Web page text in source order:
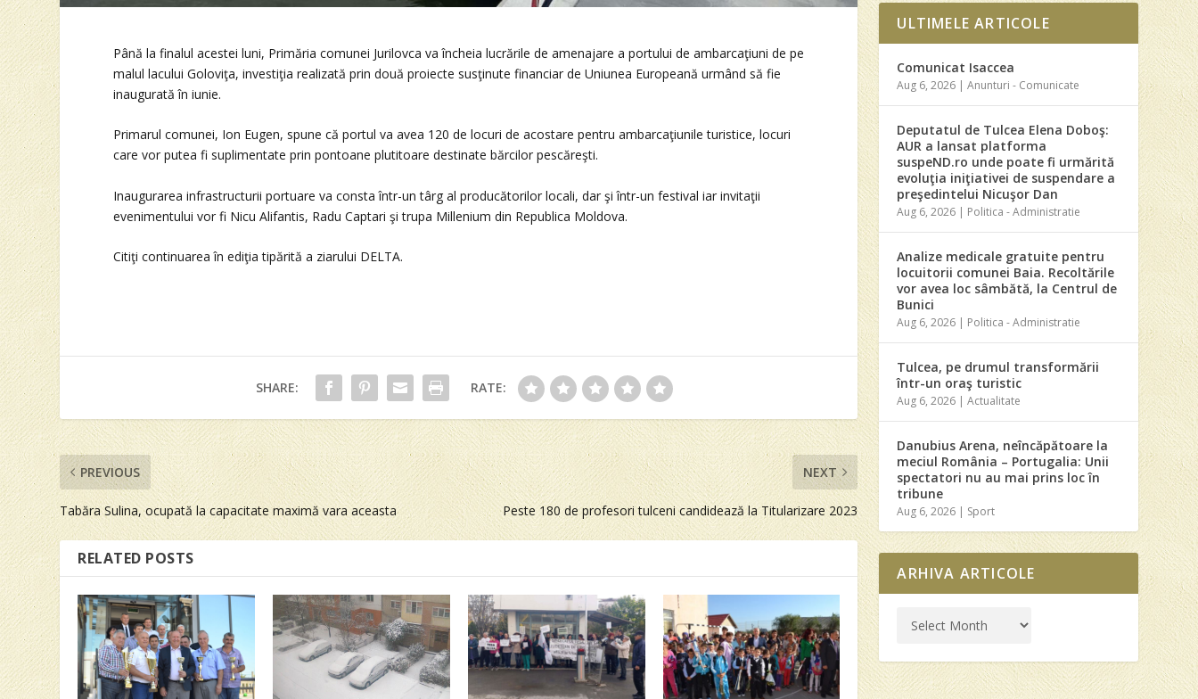
Până la finalul acestei luni, Primăria comunei Jurilovca va încheia lucrările de amenajare a portului de ambarcaţiuni de pe
malul lacului Goloviţa, investiţia realizată prin două proiecte susţinute financiar de Uniunea Europeană urmând să fie
inaugurată în iunie.
Primarul comunei, Ion Eugen, spune că portul va avea 120 de locuri de acostare pentru ambarcaţiunile turistice, locuri
care vor putea fi suplimentate prin pontoane plutitoare destinate bărcilor pescăreşti.
Inaugurarea infrastructurii portuare va consta într-un târg al producătorilor locali, dar şi într-un festival iar invitaţii
evenimentului vor fi Nicu Alifantis, Radu Captari şi trupa Millenium din Republica Moldova.
Citiţi continuarea în ediţia tipărită a ziarului DELTA.
SHARE: RATE:
PREVIOUS
Tabăra Sulina, ocupată la capacitate maximă vara aceasta
NEXT
Peste 180 de profesori tulceni candidează la Titularizare 2023
RELATED POSTS
ULTIMELE ARTICOLE
Comunicat Isaccea
Aug 6, 2026 |Anunturi - Comunicate
Deputatul de Tulcea Elena Doboş:
AUR a lansat platforma
suspeND.ro unde poate fi urmărită
evoluţia iniţiativei de suspendare a
preşedintelui Nicuşor Dan
Aug 6, 2026 | Politica - Administratie
Analize medicale gratuite pentru
locuitorii comunei Baia. Recoltările
vor avea loc sâmbătă, la Centrul de
Bunici
Aug 6, 2026 | Politica - Administratie
Tulcea, pe drumul transformării
într-un oraş turistic
Aug 6, 2026 |Actualitate
Danubius Arena, neîncăpătoare la
meciul România – Portugalia: Unii
spectatori nu au mai prins loc în
tribune
Aug 6, 2026 | Sport
ARHIVA ARTICOLE